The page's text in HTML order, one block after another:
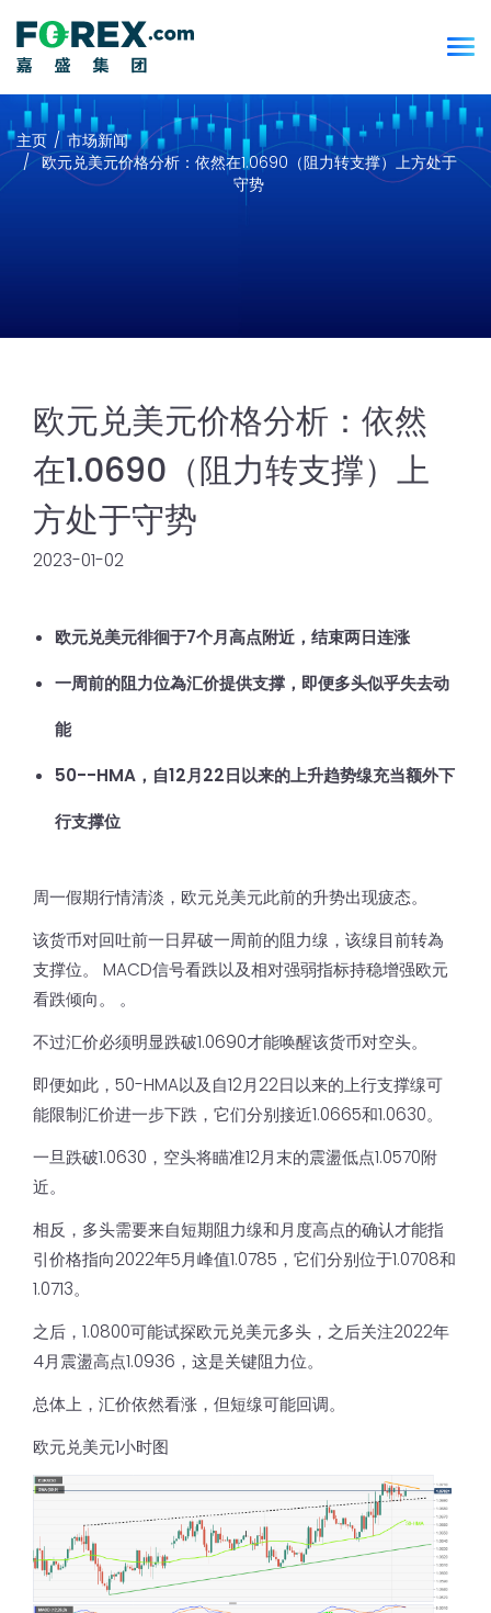
主页
市场新闻
欧元兑美元价格分析：依然在1.0690（阻力转支撑）上方处于
守势
欧元兑美元价格分析：依然
在1.0690（阻力转支撑）上
方处于守势
2023-01-02
欧元兑美元徘徊于7个月高点附近，结束两日连涨
一周前的阻力位為汇价提供支撑，即便多头似乎失去动
能
50--HMA，自12月22日以来的上升趋势缐充当额外下
行支撑位
周一假期行情清淡，欧元兑美元此前的升势出现疲态。
该货币对回吐前一日昇破一周前的阻力缐，该缐目前转為
支撑位。 MACD信号看跌以及相对强弱指标持稳增强欧元
看跌倾向。 。
不过汇价必须明显跌破1.0690才能唤醒该货币对空头。
即便如此，50-HMA以及自12月22日以来的上行支撑缐可
能限制汇价进一步下跌，它们分别接近1.0665和1.0630。
一旦跌破1.0630，空头将瞄准12月末的震盪低点1.0570附
近。
相反，多头需要来自短期阻力缐和月度高点的确认才能指
引价格指向2022年5月峰值1.0785，它们分别位于1.0708和
1.0713。
之后，1.0800可能试探欧元兑美元多头，之后关注2022年
4月震盪高点1.0936，这是关键阻力位。
总体上，汇价依然看涨，但短缐可能回调。
欧元兑美元1小时图